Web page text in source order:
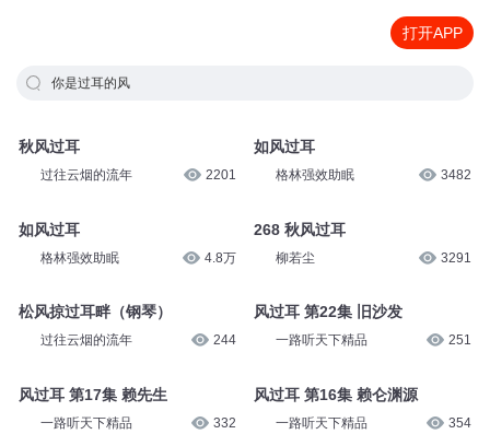
打开APP
你是过耳的风
秋风过耳
过往云烟的流年 2201
如风过耳
格林强效助眠 4.8万
松风掠过耳畔（钢琴）
过往云烟的流年 244
风过耳 第17集 赖先生
一路听天下精品 332
如风过耳
格林强效助眠 3482
268 秋风过耳
柳若尘 3291
风过耳 第22集 旧沙发
一路听天下精品 251
风过耳 第16集 赖仑渊源
一路听天下精品 354